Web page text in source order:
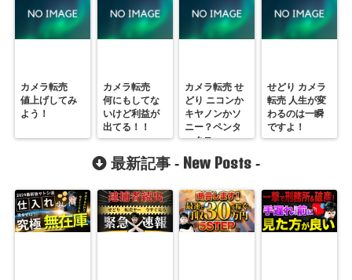
カメラ転売
値上げしてみ
よう！
カメラ転売
何にもしてな
いけど利益が
出てる！！
カメラ転売 せ
どり ニコンか
キヤノンかソ
ニー？ペンタ
ックス
せどり カメラ
転売 人生が変
わるのは一瞬
ですよ！
最新記事 - New Posts -